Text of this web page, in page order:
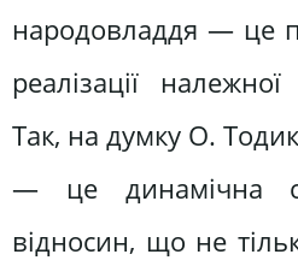
народовладдя — це
реалізації
Так, на думку О.
— це динамічна
відносин, що не